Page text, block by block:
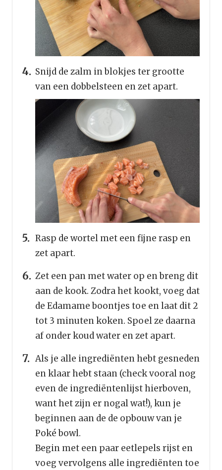
Snijd de zalm in blokjes ter grootte
van een dobbelsteen en zet apart.
Rasp de wortel met een fijne rasp en
zet apart.
Zet een pan met water op en breng dit
aan de kook. Zodra het kookt, voeg dat
de Edamame boontjes toe en laat dit 2
tot 3 minuten koken. Spoel ze daarna
af onder koud water en zet apart.
Als je alle ingrediënten hebt gesneden
en klaar hebt staan (check vooral nog
even de ingrediëntenlijst hierboven,
want het zijn er nogal wat!), kun je
beginnen aan de de opbouw van je
Poké bowl.
Begin met een paar eetlepels rijst en
voeg vervolgens alle ingrediënten toe